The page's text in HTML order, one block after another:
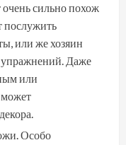
очень сильно похож
послужить
или же хозяин
упражнений. Даже
или
может
Особо